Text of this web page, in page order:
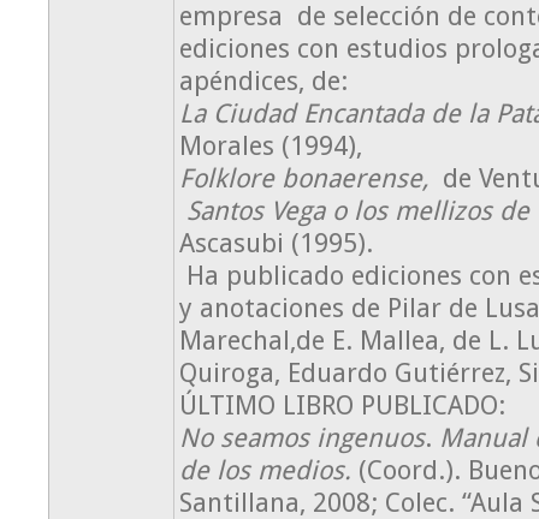
empresa de selección de
ediciones con estudios
apéndices, de:
La Ciudad Encantada de la
Morales (1994),
Folklore bonaerense, de
Santos Vega o los mellizos
Ascasubi (1995).
Ha publicado ediciones con
y anotaciones de Pilar de
Marechal,de E. Mallea, de L.
Quiroga, Eduardo Gutiérrez,
ÚLTIMO LIBRO PUBLICADO:
No seamos ingenuos. Manual
de los medios. (Coord.).
Santillana, 2008; Colec. “Aula